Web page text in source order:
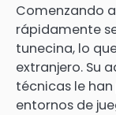
Comenzando
rápidamente
tunecina, lo
extranjero. Su
técnicas le
entornos de